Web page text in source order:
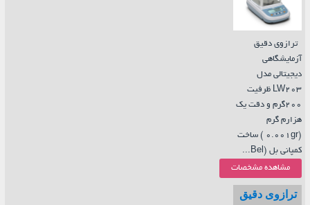
ترازوی دقیق
آزمایشگاهی
دیجیتالی مدل
LW203 ظرفیت
200گرم و دقت یک
هزارم گرم
(0.001gr ) ساخت
کمپانی بل (Bel...
مشاهده مشخصات
ترازوی دقیق